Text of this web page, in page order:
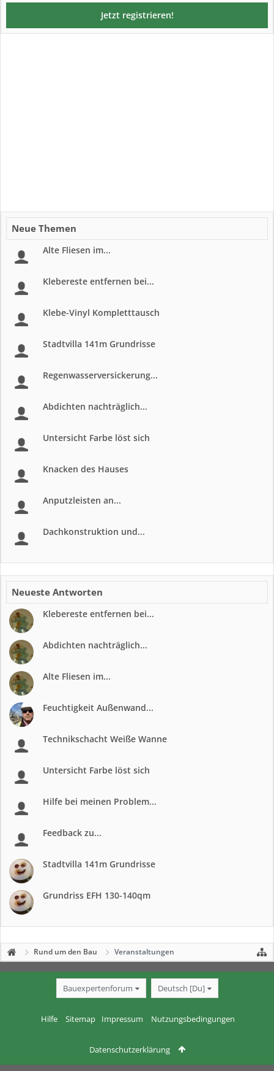
Jetzt registrieren!
Neue Themen
Alte Fliesen im...
Klebereste entfernen bei...
Klebe-Vinyl Kompletttausch
Stadtvilla 141m Grundrisse
Regenwasserversickerung...
Abdichten nachträglich...
Untersicht Farbe löst sich
Knacken des Hauses
Anputzleisten an...
Dachkonstruktion und...
Neueste Antworten
Klebereste entfernen bei...
Abdichten nachträglich...
Alte Fliesen im...
Feuchtigkeit Außenwand...
Technikschacht Weiße Wanne
Untersicht Farbe löst sich
Hilfe bei meinen Problem...
Feedback zu...
Stadtvilla 141m Grundrisse
Grundriss EFH 130-140qm
Rund um den Bau Veranstaltungen
Bauexpertenforum Deutsch [Du]
Hilfe Sitemap Impressum Nutzungsbedingungen
Datenschutzerklärung